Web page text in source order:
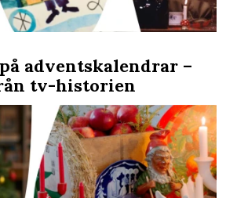
adventskalendrar –
tv-historien